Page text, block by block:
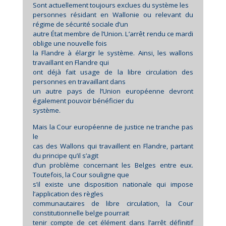
Sont actuellement toujours exclues du système les
personnes résidant en Wallonie ou relevant du
régime de sécurité sociale d’un
autre État membre de l’Union. L’arrêt rendu ce mardi
oblige une nouvelle fois
la Flandre à élargir le système. Ainsi, les wallons
travaillant en Flandre qui
ont déjà fait usage de la libre circulation des
personnes en travaillant dans
un autre pays de l’Union européenne devront
également pouvoir bénéficier du
système.
Mais la Cour européenne de justice ne tranche pas
le
cas des Wallons qui travaillent en Flandre, partant
du principe qu’il s’agit
d’un problème concernant les Belges entre eux.
Toutefois, la Cour souligne que
s’il existe une disposition nationale qui impose
l’application des règles
communautaires de libre circulation, la Cour
constitutionnelle belge pourrait
tenir compte de cet élément dans l’arrêt définitif